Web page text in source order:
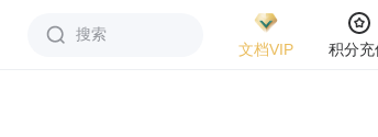
搜索
文档VIP
积分充